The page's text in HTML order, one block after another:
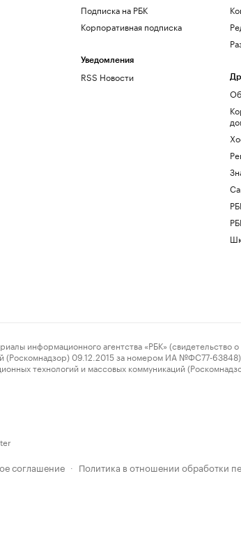
Подписка на РБК
Корпоративная подписка
Уведомления
RSS Новости
агентства «РБК» (свидетельство о
09.12.2015 за номером ИА №ФС77-63848)
технологий и массовых коммуникаций
соглашение · Политика в отношении обработки